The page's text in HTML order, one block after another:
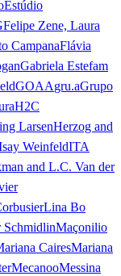
Estúdio
Felipe Zene, Laura
CampanaFlávia
Gabriela Estefam
GOAAgru.aGrupo
H2C
LarsenHerzog and
WeinfeldITA
and L.C. Van der
Lina Bo
SchmidlinMaçonilio
CairesMariana
MecanooMessina